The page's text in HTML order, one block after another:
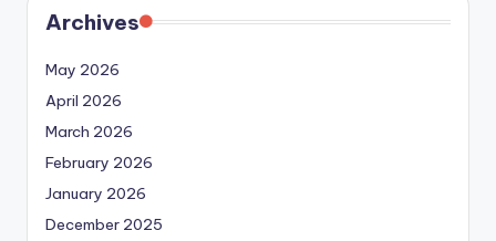
Archives
May 2026
April 2026
March 2026
February 2026
January 2026
December 2025